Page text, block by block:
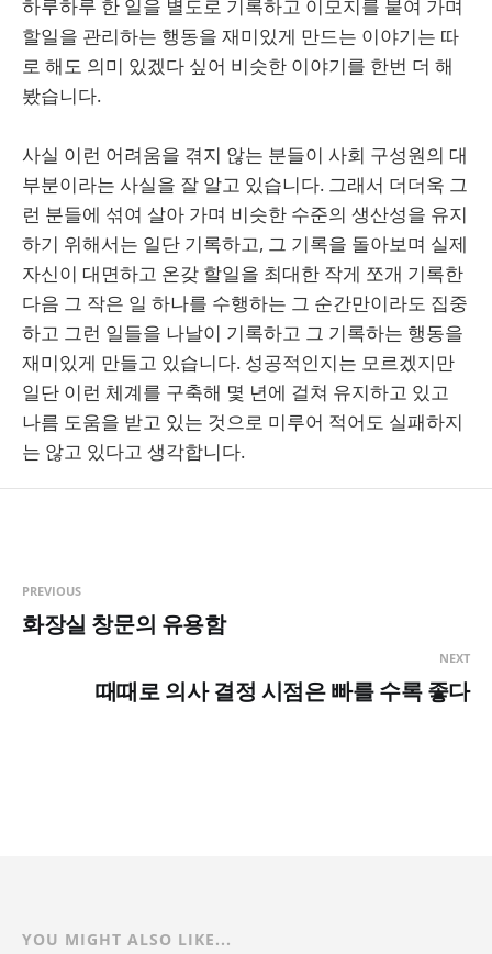
하루하루 한 일을 별도로 기록하고 이모지를 붙여 가며
할일을 관리하는 행동을 재미있게 만드는 이야기는 따
로 해도 의미 있겠다 싶어 비슷한 이야기를 한번 더 해
봤습니다.
사실 이런 어려움을 겪지 않는 분들이 사회 구성원의 대
부분이라는 사실을 잘 알고 있습니다. 그래서 더더욱 그
런 분들에 섞여 살아 가며 비슷한 수준의 생산성을 유지
하기 위해서는 일단 기록하고, 그 기록을 돌아보며 실제
자신이 대면하고 온갖 할일을 최대한 작게 쪼개 기록한
다음 그 작은 일 하나를 수행하는 그 순간만이라도 집중
하고 그런 일들을 나날이 기록하고 그 기록하는 행동을
재미있게 만들고 있습니다. 성공적인지는 모르겠지만
일단 이런 체계를 구축해 몇 년에 걸쳐 유지하고 있고
나름 도움을 받고 있는 것으로 미루어 적어도 실패하지
는 않고 있다고 생각합니다.
PREVIOUS
화장실 창문의 유용함
NEXT
때때로 의사 결정 시점은 빠를 수록 좋다
YOU MIGHT ALSO LIKE...